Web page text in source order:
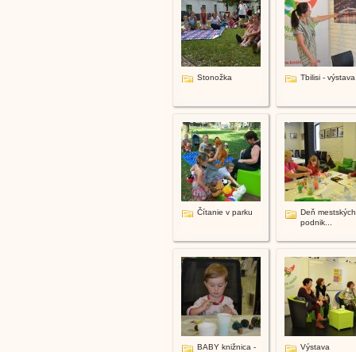
Stonožka Tbilisi - výstava
Čítanie v parku
Deň mestských
podnik...
BABY knižnica -
Výstava